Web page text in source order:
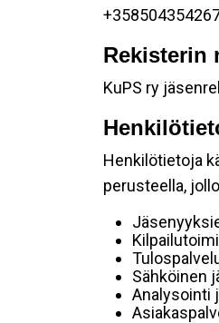
Rekisterin
KuPS ry
Henkilötietoja
perusteella,
Sähköinen
Analysointi